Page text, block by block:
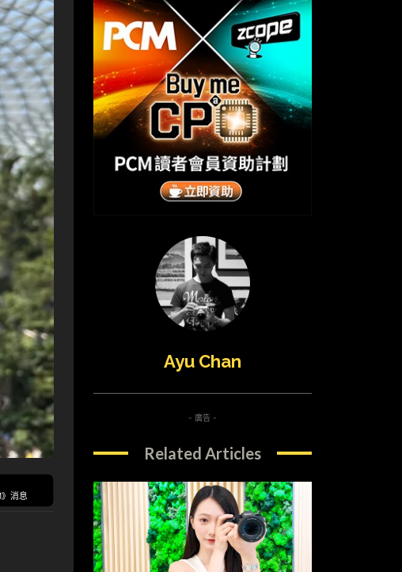
消息
Ayu Chan
- 廣告 -
Related Articles